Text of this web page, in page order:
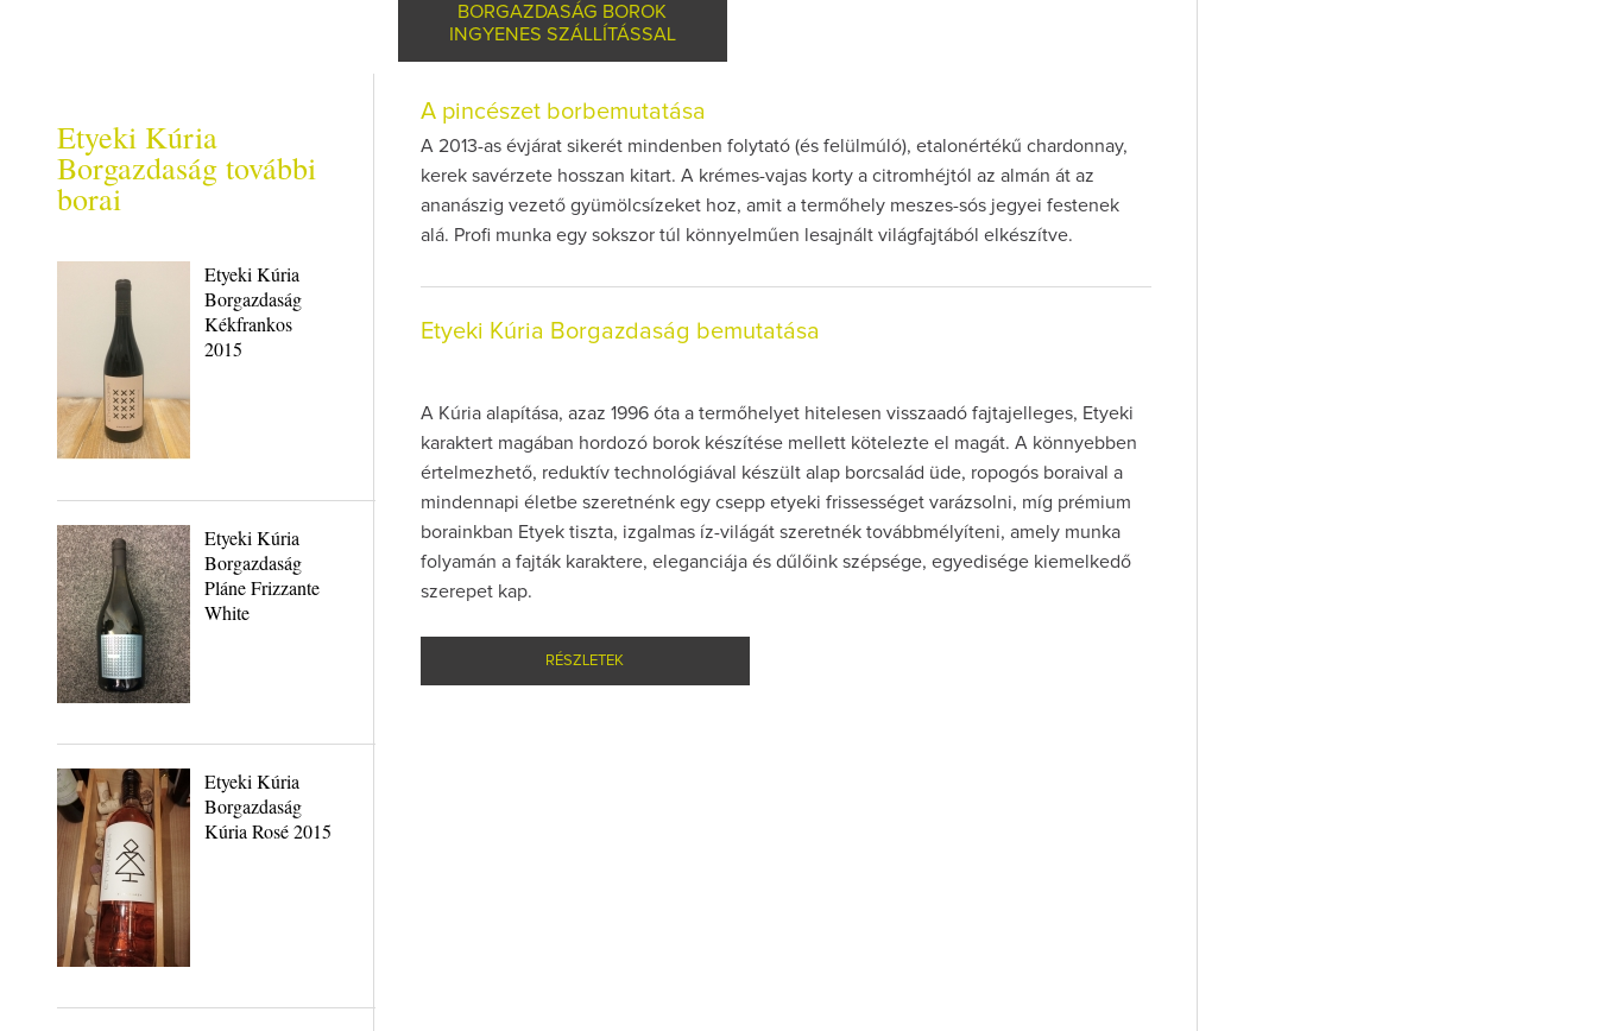
BORGAZDASÁG BOROK
INGYENES SZÁLLÍTÁSSAL
Etyeki Kúria
Borgazdaság további
borai
Etyeki Kúria
Borgazdaság
Kékfrankos
2015
Etyeki Kúria
Borgazdaság
Pláne Frizzante
White
Etyeki Kúria
Borgazdaság
Kúria Rosé 2015
A pincészet borbemutatása
A 2013-as évjárat sikerét mindenben folytató (és felülmúló), etalonértékű chardonnay,
kerek savérzete hosszan kitart. A krémes-vajas korty a citromhéjtól az almán át az
ananászig vezető gyümölcsízeket hoz, amit a termőhely meszes-sós jegyei festenek
alá. Profi munka egy sokszor túl könnyelműen lesajnált világfajtából elkészítve.
Etyeki Kúria Borgazdaság bemutatása
A Kúria alapítása, azaz 1996 óta a termőhelyet hitelesen visszaadó fajtajelleges, Etyeki
karaktert magában hordozó borok készítése mellett kötelezte el magát. A könnyebben
értelmezhető, reduktív technológiával készült alap borcsalád üde, ropogós boraival a
mindennapi életbe szeretnénk egy csepp etyeki frissességet varázsolni, míg prémium
borainkban Etyek tiszta, izgalmas íz-világát szeretnék továbbmélyíteni, amely munka
folyamán a fajták karaktere, eleganciája és dűlőink szépsége, egyedisége kiemelkedő
szerepet kap.
RÉSZLETEK